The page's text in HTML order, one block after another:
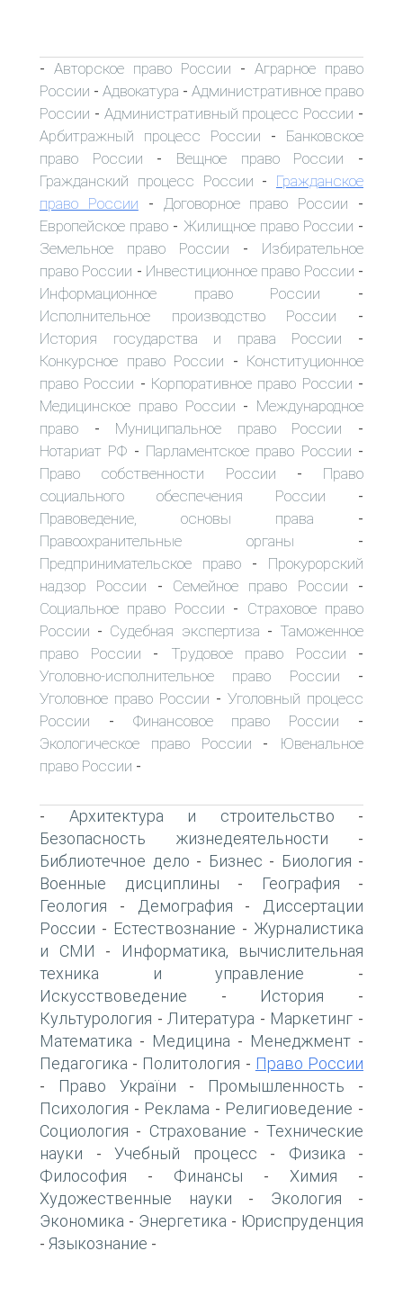
- Авторское право России - Аграрное право
России - Адвокатура - Административное право
России - Административный процесс России -
Арбитражный процесс России - Банковское
право России - Вещное право России -
Гражданский процесс России - Гражданское
право России - Договорное право России -
Европейское право - Жилищное право России -
Земельное право России - Избирательное
право России - Инвестиционное право России -
Информационное право России -
Исполнительное производство России -
История государства и права России -
Конкурсное право России - Конституционное
право России - Корпоративное право России -
Медицинское право России - Международное
право - Муниципальное право России -
Нотариат РФ - Парламентское право России -
Право собственности России - Право
социального обеспечения России -
Правоведение, основы права -
Правоохранительные органы -
Предпринимательское право - Прокурорский
надзор России - Семейное право России -
Социальное право России - Страховое право
России - Судебная экспертиза - Таможенное
право России - Трудовое право России -
Уголовно-исполнительное право России -
Уголовное право России - Уголовный процесс
России - Финансовое право России -
Экологическое право России -
Ювенальное
право России -
- Архитектура и строительство -
Безопасность жизнедеятельности -
Библиотечное дело - Бизнес - Биология -
Военные дисциплины - География -
Геология - Демография -
Диссертации
России - Естествознание - Журналистика
и СМИ -
Информатика, вычислительная
техника и управление -
Искусствоведение - История -
Культурология - Литература - Маркетинг -
Математика - Медицина - Менеджмент -
Педагогика - Политология - Право России
- Право України - Промышленность -
Психология - Реклама - Религиоведение -
Социология - Страхование - Технические
науки - Учебный процесс - Физика -
Философия - Финансы - Химия -
Художественные науки - Экология -
Экономика - Энергетика - Юриспруденция
- Языкознание -